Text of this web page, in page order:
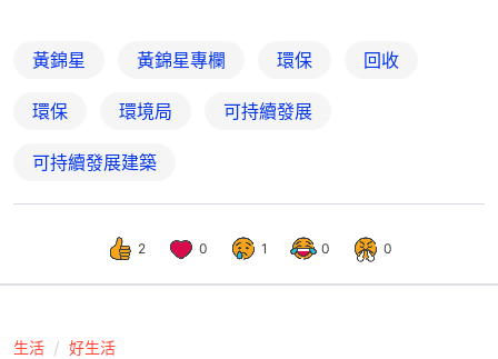
黃錦星 黃錦星專欄 環保 回收
環保 環境局 可持續發展
可持續發展建築
2 0 1 0 0
生活 好生活